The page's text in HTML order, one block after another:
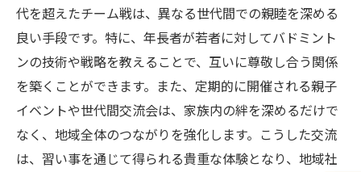
代を超えたチーム戦は、異なる世代間での親睦を深める
良い手段です。特に、年長者が若者に対してバドミント
ンの技術や戦略を教えることで、互いに尊敬し合う関係
を築くことができます。また、定期的に開催される親子
イベントや世代間交流会は、家族内の絆を深めるだけで
なく、地域全体のつながりを強化します。こうした交流
は、習い事を通じて得られる貴重な体験となり、地域社